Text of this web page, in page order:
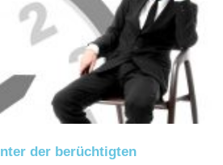
der berüchtigten